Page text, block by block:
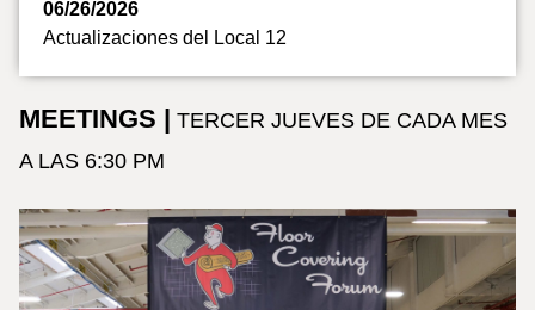
06/26/2026
Actualizaciones del Local 12
MEETINGS | TERCER JUEVES DE CADA MES
A LAS 6:30 PM